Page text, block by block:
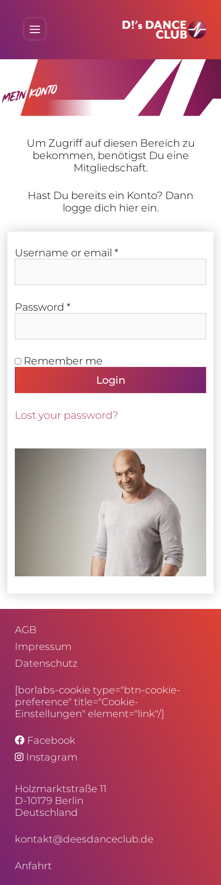
content
Um Zugriff auf diesen Bereich zu
bekommen, benö­tigst Du eine
Mitgliedschaft.
Hast Du bereits ein Konto? Dann
logge dich hier ein.
User­name or email *Required
Pass­word *Required
Remember me
Login
Lost your password?
AGB
Impressum
Daten­schutz
[borlabs-cookie type="btn-cookie-
preference" title="Cookie-
Einstellungen" element="link"/]
Facebook
Instagram
Holz­markt­straße 11
D-10179 Berlin
Deutschland
kontakt@deesdanceclub.de
Anfahrt